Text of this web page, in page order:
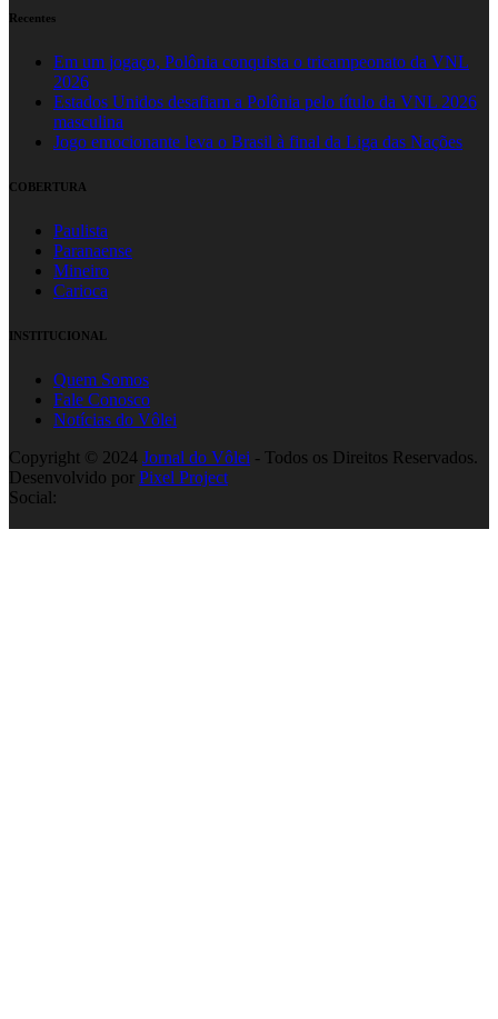
Recentes
Em um jogaço, Polônia conquista o tricampeonato da VNL
2026
Estados Unidos desafiam a Polônia pelo título da VNL 2026
masculina
Jogo emocionante leva o Brasil à final da Liga das Nações
COBERTURA
Paulista
Paranaense
Mineiro
Carioca
INSTITUCIONAL
Quem Somos
Fale Conosco
Notícias do Vôlei
Copyright © 2024 Jornal do Vôlei - Todos os Direitos Reservados.
Desenvolvido por Pixel Project
Social: